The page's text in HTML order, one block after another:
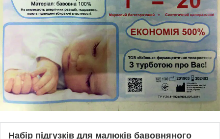
Набір підгузків для малюків бавовняного